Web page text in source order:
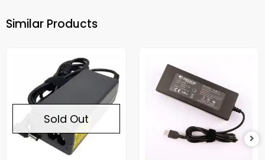
Similar Products
Sold Out